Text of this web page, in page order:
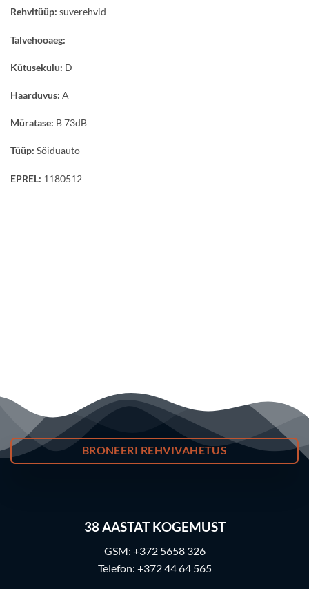
Rehvitüüp: suverehvid
Talvehooaeg:
Kütusekulu: D
Haarduvus: A
Müratase: B 73dB
Tüüp: Sõiduauto
EPREL: 1180512
BRONEERI REHVIVAHETUS
38AASTAT KOGEMUST
GSM: +372 5658 326
Telefon: +372 44 64 565